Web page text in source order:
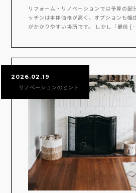
リフォーム・リノベーションでは予算の配
ッチンは本体価格が高く、オプションも幅
がかかりやすい場所です。 しかし「最低
2026.02.19
リノベーションのヒント